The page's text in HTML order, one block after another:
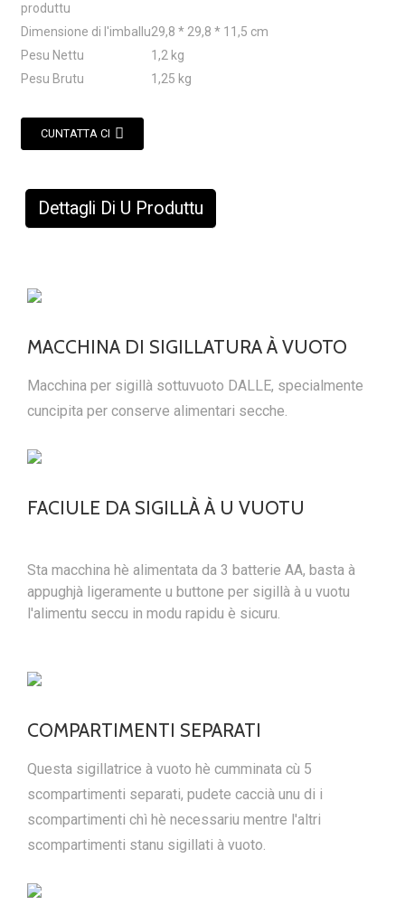
produttu
Dimensione di l'imballu29,8 * 29,8 * 11,5 cm
Pesu Nettu
1,2 kg
Pesu Brutu
1,25 kg
CUNTATTA CI
Dettagli Di U Produttu
MACCHINA DI SIGILLATURA À VUOTO
Macchina per sigillà sottuvuoto DALLE, specialmente
cuncipita per conserve alimentari secche.
FACIULE DA SIGILLÀ À U VUOTU
Sta macchina hè alimentata da 3 batterie AA, basta à
appughjà ligeramente u buttone per sigillà à u vuotu
l'alimentu seccu in modu rapidu è sicuru.
COMPARTIMENTI SEPARATI
Questa sigillatrice à vuoto hè cumminata cù 5
scompartimenti separati, pudete caccià unu di i
scompartimenti chì hè necessariu mentre l'altri
scompartimenti stanu sigillati à vuoto.